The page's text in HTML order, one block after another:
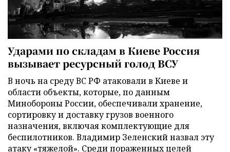
Ударами по складам в Киеве Россия
вызывает ресурсный голод ВСУ
В ночь на среду ВС РФ атаковали в Киеве и
области объекты, которые, по данным
Минобороны России, обеспечивали хранение,
сортировку и доставку грузов военного
назначения, включая комплектующие для
беспилотников. Владимир Зеленский назвал эту
атаку «тяжелой». Среди пораженных целей